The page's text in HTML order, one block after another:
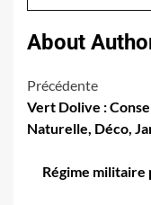
About
Navigation
d’article
Précédente
Vert Dolive :
Naturelle, Déco,
Régime militaire